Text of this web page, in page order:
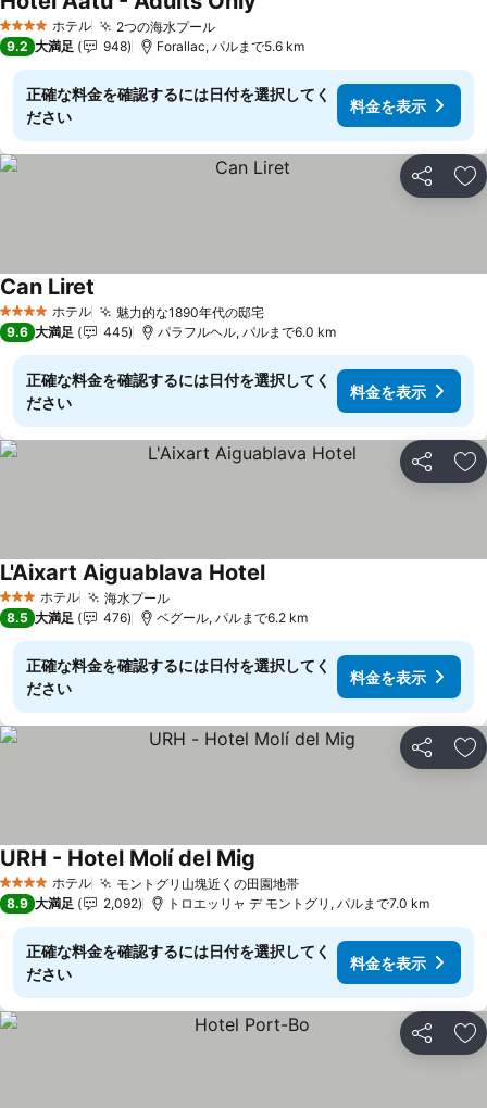
4 ホテルのランク
ホテル 2つの海水プール
9.2 大満足 948 Forallac, パルまで5.6 km
正確な料金を確認するには日付を選択してく
ださい
料金を表示
シェア お
4 ホテルのランク
ホテル 魅力的な1890年代の邸宅
Can Liret
9.6 大満足 445 パラフルヘル, パルまで6.0 km
正確な料金を確認するには日付を選択してく
ださい
料金を表示
シェア お
3 ホテルのランク
ホテル 海水プール
L'Aixart Aiguablava Hotel
8.5 大満足 476 ベグール, パルまで6.2 km
正確な料金を確認するには日付を選択してく
ださい
料金を表示
シェア お
4 ホテルのランク
ホテル モントグリ山塊近くの田園地帯
URH - Hotel Molí del Mig
8.9 大満足 2,092 トロエッリャ デ モントグリ, パルまで7.0 km
正確な料金を確認するには日付を選択してく
ださい
料金を表示
シェア お